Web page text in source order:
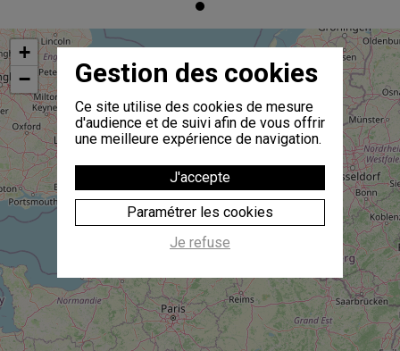
+
−
Gestion des cookies
Ce site utilise des cookies de mesure
d'audience et de suivi afin de vous offrir
une meilleure expérience de navigation.
J'accepte
Paramétrer les cookies
Je refuse